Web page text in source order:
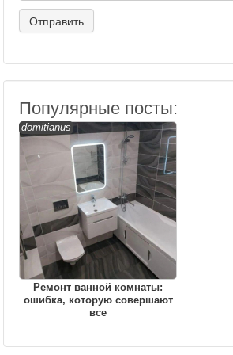
Популярные посты:
domitianus
Ремонт ванной комнаты:
ошибка, которую совершают
все